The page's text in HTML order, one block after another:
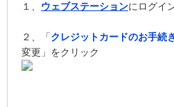
１、 ウェブステーションにログイ
２、「クレジットカードのお手続
変更」をクリック